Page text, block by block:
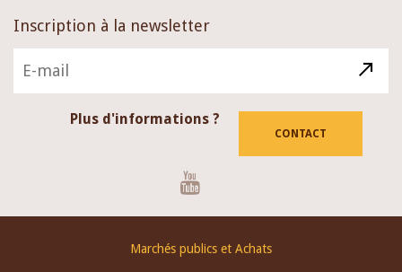
Inscription à la newsletter
Plus d'informations ?
CONTACT
Marchés publics et Achats